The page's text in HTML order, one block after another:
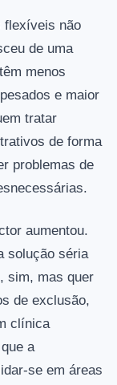
flexíveis não
de uma
menos
e maior
tratar
de forma
problemas de
aumentou.
solução séria
sim, mas quer
de exclusão,
clínica
a
se em áreas